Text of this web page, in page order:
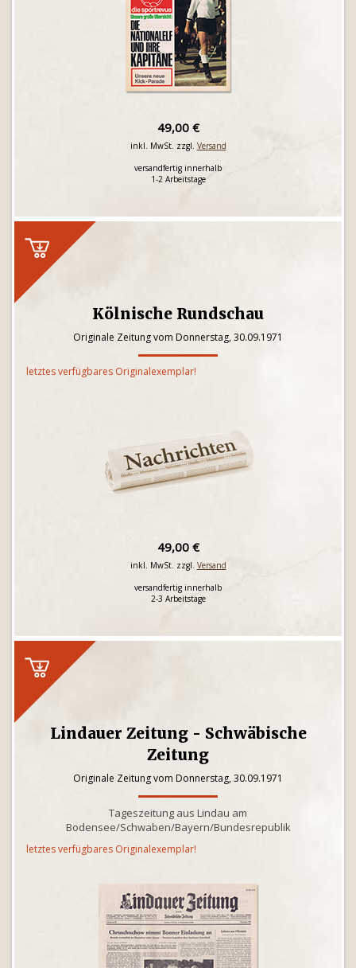
49,00 €
inkl. MwSt. zzgl. Versand
versandfertig innerhalb
1-2 Arbeitstage
Kölnische Rundschau
Originale Zeitung vom Donnerstag, 30.09.1971
letztes verfügbares Originalexemplar!
49,00 €
inkl. MwSt. zzgl. Versand
versandfertig innerhalb
2-3 Arbeitstage
Lindauer Zeitung - Schwäbische
Zeitung
Originale Zeitung vom Donnerstag, 30.09.1971
Tageszeitung aus Lindau am
Bodensee/Schwaben/Bayern/Bundesrepublik
letztes verfügbares Originalexemplar!